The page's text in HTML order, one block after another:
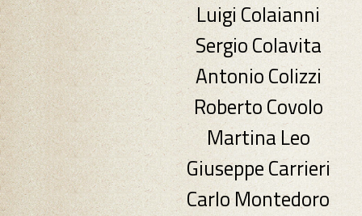
Luigi Colaianni
Sergio Colavita
Antonio Colizzi
Roberto Covolo
Martina Leo
Giuseppe Carrieri
Carlo Montedoro